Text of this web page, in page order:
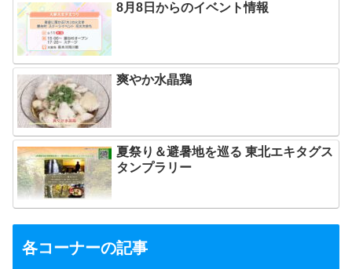
8月8日からのイベント情報
爽やか水晶鶏
夏祭り＆避暑地を巡る 東北エキタグス
タンプラリー
各コーナーの記事